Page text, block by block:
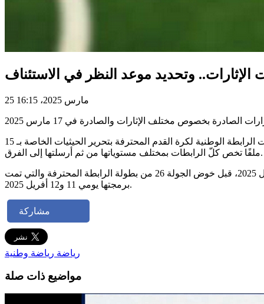
الإثارات.. وتحديد موعد النظر في الاستئناف
25 مارس 2025، 16:15
وكانت الأندية المعنيّة بالقرارات قد طالبت بالحصول على حيثيات القرارت حتّى يتسنى لها التقدم بمطالب استئناف، وهو ما حصل، حيث قامت الرابطة الوطنية لكرة القدم المحترفة بتحرير الحيثيات الخاصة بـ 15
ملفًا تخص كلّ الرابطات بمختلف مستوياتها من ثم أرسلتها إلى الفرق.
ومن المنتظر أن يتم استعجال النظر في مطالب الاستئناف من طرف لجنة الاستئناف وإصدار قرارات، مبدئيًا، في أجل أقصاه يوم 8 أفريل 2025، قبل خوض الجولة 26 من بطولة الرابطة المحترفة والتي تمت
برمجتها يومي 11 و12 أفريل 2025.
مشاركة
رياضة رياضة وطنية
مواضيع ذات صلة